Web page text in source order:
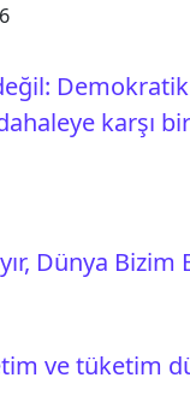
Demokratik
karşı
Dünya Bizim
ve tüketim